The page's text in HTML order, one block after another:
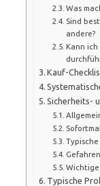
Was
Sind
andere?
Kann
Kauf-
Sicherheits-
Typische
Wichtige
Typische